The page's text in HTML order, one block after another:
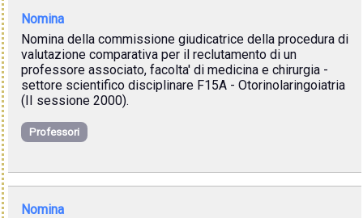
Nomina
Nomina della commissione giudicatrice della procedura di
valutazione comparativa per il reclutamento di un
professore associato, facolta' di medicina e chirurgia -
settore scientifico disciplinare F15A - Otorinolaringoiatria
(II sessione 2000).
Professori
Nomina